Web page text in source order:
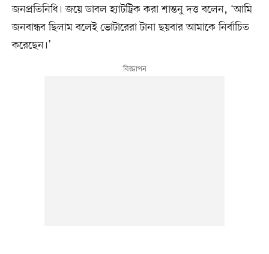
জনপ্রতিনিধি। জয়ে ডাবল হ্যাটট্রিক করা শান্তনু দত্ত বলেন, ‘আমি
জনবান্ধব ছিলাম বলেই ভোটারেরা টানা ছয়বার আমাকে নির্বাচিত
করেছেন।’